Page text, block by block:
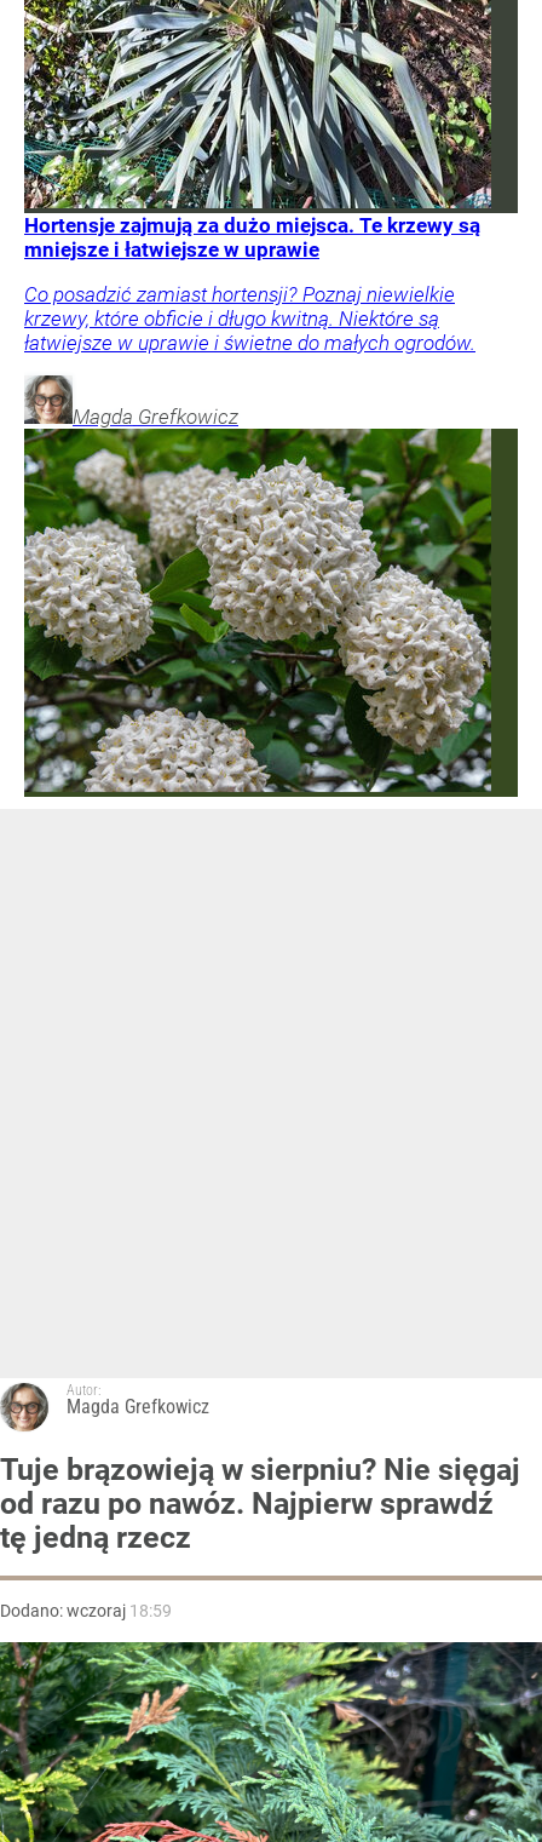
Hortensje zajmują za dużo miejsca. Te krzewy są
mniejsze i łatwiejsze w uprawie
Co posadzić zamiast hortensji? Poznaj niewielkie
krzewy, które obficie i długo kwitną. Niektóre są
łatwiejsze w uprawie i świetne do małych ogrodów.
Magda Grefkowicz
Autor:
Magda Grefkowicz
Tuje brązowieją w sierpniu? Nie sięgaj
od razu po nawóz. Najpierw sprawdź
tę jedną rzecz
Dodano:wczoraj 18:59